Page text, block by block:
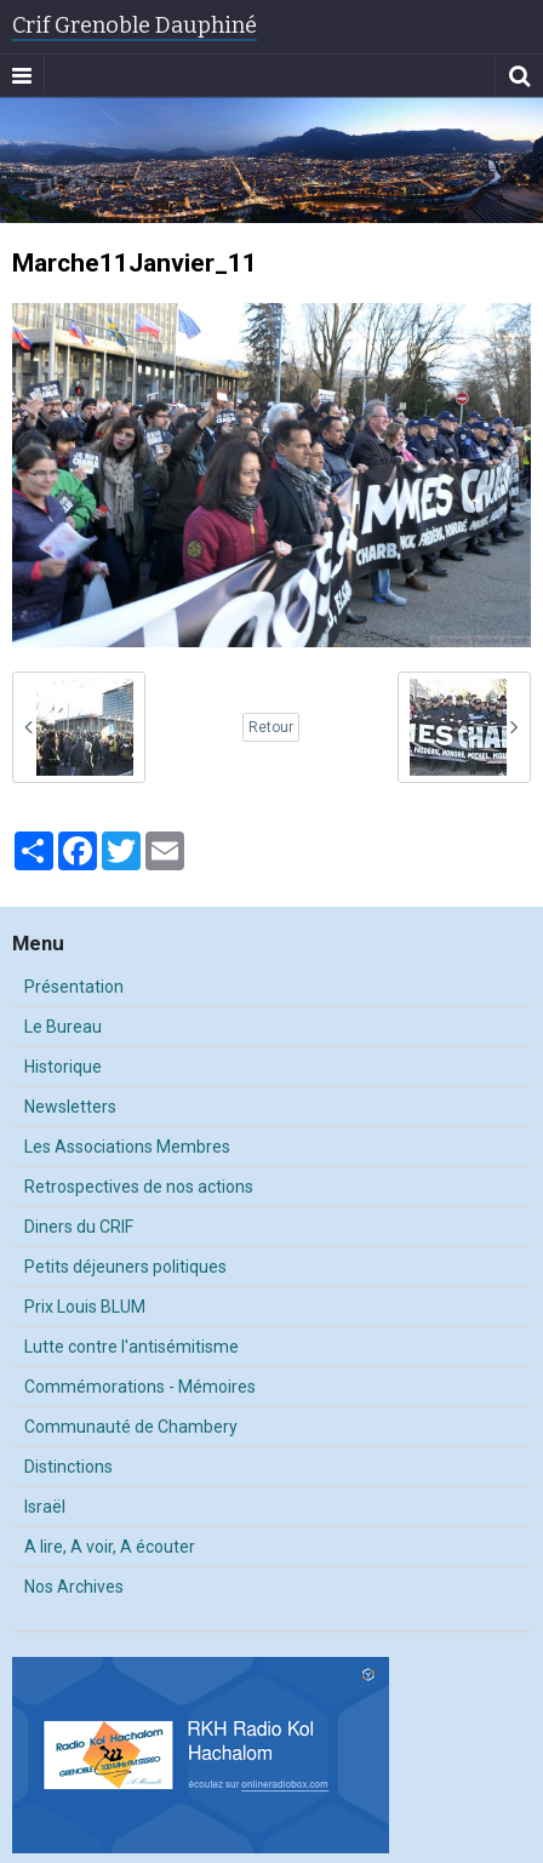
Crif Grenoble Dauphiné
Marche11Janvier_11
Retour
PartagerFacebook
Twitter
Menu
Présentation
Le Bureau
Historique
Newsletters
Les Associations Membres
Retrospectives de nos actions
Diners du CRIF
Petits déjeuners politiques
Prix Louis BLUM
Lutte contre l'antisémitisme
Commémorations - Mémoires
Communauté de Chambery
Distinctions
Israël
A lire, A voir, A écouter
Nos Archives